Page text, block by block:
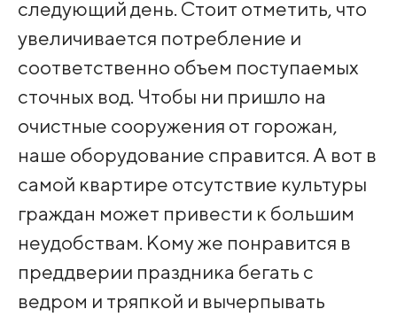
следующий день. Стоит отметить, что
увеличивается потребление и
соответственно объем поступаемых
сточных вод. Чтобы ни пришло на
очистные сооружения от горожан,
наше оборудование справится. А вот в
самой квартире отсутствие культуры
граждан может привести к большим
неудобствам. Кому же понравится в
преддверии праздника бегать с
ведром и тряпкой и вычерпывать